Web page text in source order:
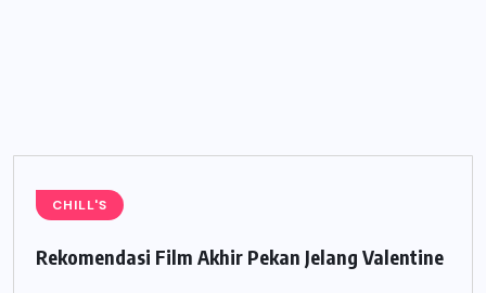
CHILL'S
Rekomendasi Film Akhir Pekan Jelang Valentine